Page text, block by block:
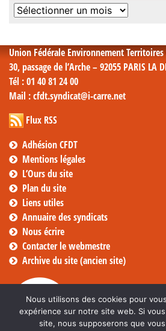
Archives
Union Fédérale Environnement
30, passage de l’Arche – 92055 PARIS LA
Tél : 01 40 81 24 00
Mail : cfdt.syndicat@i-carre.net
Flux RSS
Adhésion CFDT
Mentions légales
L’Ours du site
Plan du site
Liens utiles
Annuaire des syndicats
Nous écrire
Contacter le webmestre
Archive du site (ancien site)
Nous utilisons des cookies pour
expérience sur notre site web. Si
site, nous supposerons que